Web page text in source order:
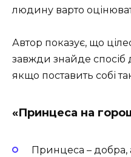
людину варто
Автор показує, що
завжди знайде спосіб
якщо поставить собі
«Принцеса на
Принцеса – добра,